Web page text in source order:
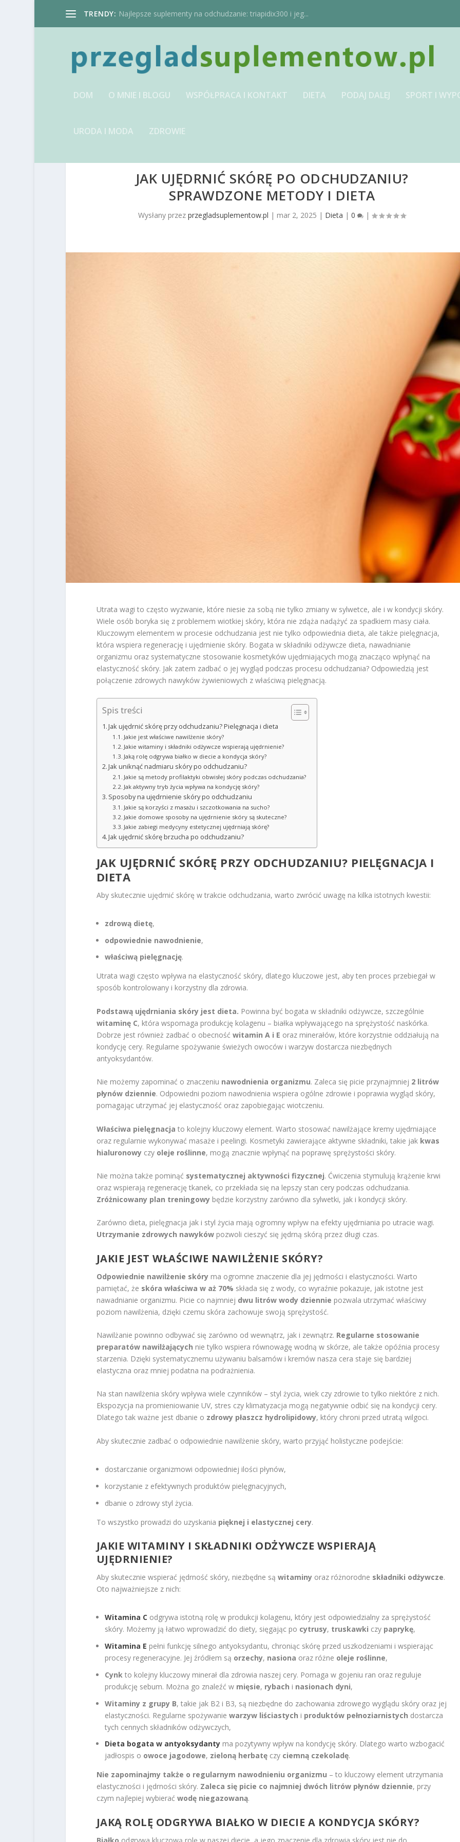
TRENDY: Najlepsze suplementy na odchudzanie: triapidix300 i jeg...
DOM O MNIE I BLOGU WSPÓŁPRACA I KONTAKT DIETA PODAJ DALEJ SPORT I
URODA I MODA ZDROWIE
JAK UJĘDRNIĆ SKÓRĘ PO ODCHUDZANIU?
SPRAWDZONE METODY I DIETA
Wysłany przezprzegladsuplementow.pl | mar 2, 2025 | Dieta |0 |
Utrata wagi to często wyzwanie, które niesie za sobą nie tylko zmiany w sylwetce, ale i w kondycji skóry.
Wiele osób boryka się z problemem wiotkiej skóry, która nie zdąża nadążyć za spadkiem masy ciała.
Kluczowym elementem w procesie odchudzania jest nie tylko odpowiednia dieta, ale także pielęgnacja,
która wspiera regenerację i ujędrnienie skóry. Bogata w składniki odżywcze dieta, nawadnianie
organizmu oraz systematyczne stosowanie kosmetyków ujędrniających mogą znacząco wpłynąć na
elastyczność skóry. Jak zatem zadbać o jej wygląd podczas procesu odchudzania? Odpowiedzią jest
połączenie zdrowych nawyków żywieniowych z właściwą pielęgnacją.
Spis treści
Jak ujędrnić skórę przy odchudzaniu? Pielęgnacja i dieta
Jakie jest właściwe nawilżenie skóry?
Jakie witaminy i składniki odżywcze wspierają ujędrnienie?
Jaką rolę odgrywa białko w diecie a kondycja skóry?
Jak uniknąć nadmiaru skóry po odchudzaniu?
Jakie są metody profilaktyki obwisłej skóry podczas odchudzania?
Jak aktywny tryb życia wpływa na kondycję skóry?
Sposoby na ujędrnienie skóry po odchudzaniu
Jakie są korzyści z masażu i szczotkowania na sucho?
Jakie domowe sposoby na ujędrnienie skóry są skuteczne?
Jakie zabiegi medycyny estetycznej ujędrniają skórę?
Jak ujędrnić skórę brzucha po odchudzaniu?
JAK UJĘDRNIĆ SKÓRĘ PRZY ODCHUDZANIU? PIELĘGNACJA I
DIETA
Aby skutecznie ujędrnić skórę w trakcie odchudzania, warto zwrócić uwagę na kilka istotnych kwestii:
zdrową dietę,
odpowiednie nawodnienie,
właściwą pielęgnację.
Utrata wagi często wpływa na elastyczność skóry, dlatego kluczowe jest, aby ten proces przebiegał w
sposób kontrolowany i korzystny dla zdrowia.
Podstawą ujędrniania skóry jest dieta. Powinna być bogata w składniki odżywcze, szczególnie
witaminę C, która wspomaga produkcję kolagenu – białka wpływającego na sprężystość naskórka.
Dobrze jest również zadbać o obecność witamin A i E oraz minerałów, które korzystnie oddziałują na
kondycję cery. Regularne spożywanie świeżych owoców i warzyw dostarcza niezbędnych
antyoksydantów.
Nie możemy zapominać o znaczeniu nawodnienia organizmu. Zaleca się picie przynajmniej 2 litrów
płynów dziennie. Odpowiedni poziom nawodnienia wspiera ogólne zdrowie i poprawia wygląd skóry,
pomagając utrzymać jej elastyczność oraz zapobiegając wiotczeniu.
Właściwa pielęgnacja to kolejny kluczowy element. Warto stosować nawilżające kremy ujędrniające
oraz regularnie wykonywać masaże i peelingi. Kosmetyki zawierające aktywne składniki, takie jak kwas
hialuronowyczy oleje roślinne, mogą znacznie wpłynąć na poprawę sprężystości skóry.
Nie można także pominąć systematycznej aktywności fizycznej. Ćwiczenia stymulują krążenie krwi
oraz wspierają regenerację tkanek, co przekłada się na lepszy stan cery podczas odchudzania.
Zróżnicowany plan treningowybędzie korzystny zarówno dla sylwetki, jak i kondycji skóry.
Zarówno dieta, pielęgnacja jak i styl życia mają ogromny wpływ na efekty ujędrniania po utracie wagi.
Utrzymanie zdrowych nawykówpozwoli cieszyć się jędrną skórą przez długi czas.
JAKIE JEST WŁAŚCIWE NAWILŻENIE SKÓRY?
Odpowiednie nawilżenie skóryma ogromne znaczenie dla jej jędrności i elastyczności. Warto
pamiętać, że skóra właściwa w aż 70% składa się z wody, co wyraźnie pokazuje, jak istotne jest
nawadnianie organizmu. Picie co najmniej dwu litrów wody dziennie pozwala utrzymać właściwy
poziom nawilżenia, dzięki czemu skóra zachowuje swoją sprężystość.
Nawilżanie powinno odbywać się zarówno od wewnątrz, jak i zewnątrz. Regularne stosowanie
preparatów nawilżających nie tylko wspiera równowagę wodną w skórze, ale także opóźnia procesy
starzenia. Dzięki systematycznemu używaniu balsamów i kremów nasza cera staje się bardziej
elastyczna oraz mniej podatna na podrażnienia.
Na stan nawilżenia skóry wpływa wiele czynników – styl życia, wiek czy zdrowie to tylko niektóre z nich.
Ekspozycja na promieniowanie UV, stres czy klimatyzacja mogą negatywnie odbić się na kondycji cery.
Dlatego tak ważne jest dbanie o zdrowy płaszcz hydrolipidowy, który chroni przed utratą wilgoci.
Aby skutecznie zadbać o odpowiednie nawilżenie skóry, warto przyjąć holistyczne podejście:
dostarczanie organizmowi odpowiedniej ilości płynów,
korzystanie z efektywnych produktów pielęgnacyjnych,
dbanie o zdrowy styl życia.
To wszystko prowadzi do uzyskania pięknej i elastycznej cery.
JAKIE WITAMINY I SKŁADNIKI ODŻYWCZE WSPIERAJĄ
UJĘDRNIENIE?
Aby skutecznie wspierać jędrność skóry, niezbędne są witaminyoraz różnorodne składniki odżywcze.
Oto najważniejsze z nich:
Witamina C odgrywa istotną rolę w produkcji kolagenu, który jest odpowiedzialny za sprężystość
skóry. Możemy ją łatwo wprowadzić do diety, sięgając po cytrusy, truskawki czy paprykę,
Witamina E pełni funkcję silnego antyoksydantu, chroniąc skórę przed uszkodzeniami i wspierając
procesy regeneracyjne. Jej źródłem są orzechy, nasiona oraz różne oleje roślinne,
Cynkto kolejny kluczowy minerał dla zdrowia naszej cery. Pomaga w gojeniu ran oraz reguluje
produkcję sebum. Można go znaleźć w mięsie, rybach i nasionach dyni,
Witaminy z grupy B, takie jak B2 i B3, są niezbędne do zachowania zdrowego wyglądu skóry oraz jej
elastyczności. Regularne spożywanie warzyw liściastych i produktów pełnoziarnistych dostarcza
tych cennych składników odżywczych,
Dieta bogata w antyoksydantyma pozytywny wpływ na kondycję skóry. Dlatego warto wzbogacić
jadłospis o owoce jagodowe, zieloną herbatęczy ciemną czekoladę.
Nie zapominajmy także o regularnym nawodnieniu organizmu – to kluczowy element utrzymania
elastyczności i jędrności skóry. Zaleca się picie co najmniej dwóch litrów płynów dziennie, przy
czym najlepiej wybierać wodę niegazowaną.
JAKĄ ROLĘ ODGRYWA BIAŁKO W DIECIE A KONDYCJA SKÓRY?